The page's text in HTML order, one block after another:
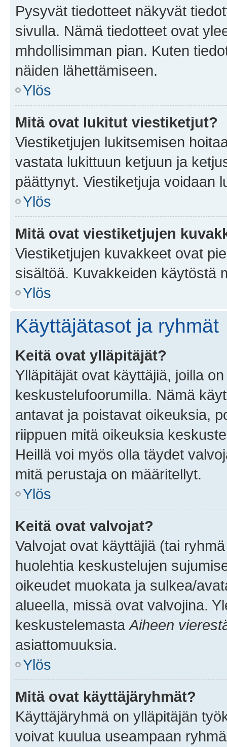
Pysyvät tiedotteet näkyvät
sivulla. Nämä tiedotteet ovat
mhdollisimman pian. Kuten
näiden lähettämiseen.
Ylös
Mitä ovat lukitut viestiketjut?
Viestiketjujen lukitsemisen
vastata lukittuun ketjuun ja
päättynyt. Viestiketjuja voidaan
Ylös
Mitä ovat viestiketjujen
Viestiketjujen kuvakkeet ovat
sisältöä. Kuvakkeiden käytöstä
Ylös
Käyttäjätasot ja ryhmät
Keitä ovat ylläpitäjät?
Ylläpitäjät ovat käyttäjiä, joilla
keskustelufoorumilla. Nämä
antavat ja poistavat oikeuksia,
riippuen mitä oikeuksia
Heillä voi myös olla täydet
mitä perustaja on määritellyt.
Ylös
Keitä ovat valvojat?
Valvojat ovat käyttäjiä (tai
huolehtia keskustelujen
oikeudet muokata ja sulkea/
alueella, missä ovat valvojina.
keskustelemasta Aiheen
asiattomuuksia.
Ylös
Mitä ovat käyttäjäryhmät?
Käyttäjäryhmä on ylläpitäjän
voivat kuulua useampaan